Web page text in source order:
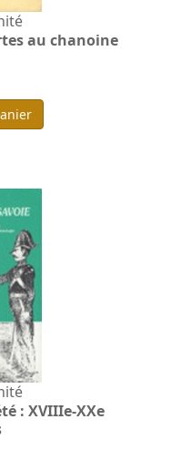
au chanoine
: XVIIIe-XXe